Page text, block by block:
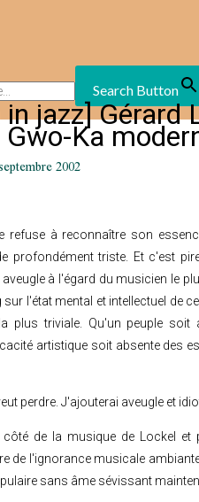
Search Button
jazz] Gérard
Gwo-Ka
2002
refuse à reconnaître son
profondément triste. Et c'est
à l'égard du musicien le
l'état mental et intellectuel de
plus triviale. Qu'un peuple
artistique soit absente des
perdre. J'ajouterai aveugle et
de la musique de Lockel et
de l'ignorance musicale
sans âme sévissant